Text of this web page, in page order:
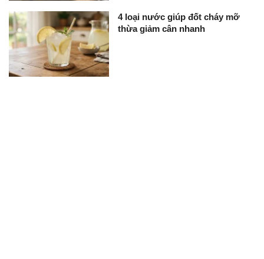
4 loại nước giúp đốt cháy mỡ
thừa giảm cân nhanh